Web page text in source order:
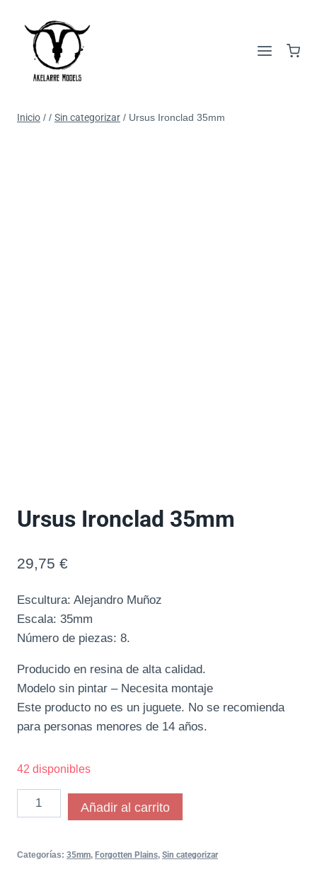
Inicio / / Sin categorizar / Ursus Ironclad 35mm
Ursus Ironclad 35mm
29,75 €
Escultura: Alejandro Muñoz
Escala: 35mm
Número de piezas: 8.
Producido en resina de alta calidad.
Modelo sin pintar – Necesita montaje
Este producto no es un juguete. No se recomienda
para personas menores de 14 años.
42 disponibles
Añadir al carrito
Categorías: 35mm, Forgotten Plains, Sin categorizar